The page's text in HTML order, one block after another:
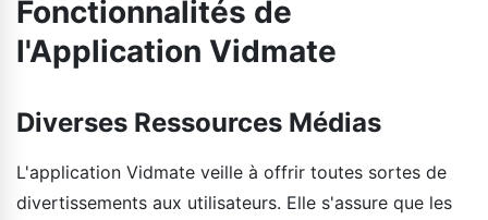
Fonctionnalités de
l'Application Vidmate
Diverses Ressources Médias
L'application Vidmate veille à offrir toutes sortes de
divertissements aux utilisateurs. Elle s'assure que les